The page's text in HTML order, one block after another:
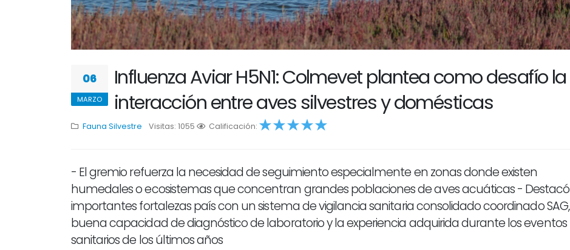
06
MARZO
Influenza Aviar H5N1: Colmevet plantea como desafío la
interacción entre aves silvestres y domésticas
Fauna Silvestre Visitas: 1055 Calificación:
1 2 3 4 5
- El gremio refuerza la necesidad de seguimiento especialmente en zonas donde existen
humedales o ecosistemas que concentran grandes poblaciones de aves acuáticas - Destacó
importantes fortalezas país con un sistema de vigilancia sanitaria consolidado coordinado SAG,
buena capacidad de diagnóstico de laboratorio y la experiencia adquirida durante los eventos
sanitarios de los últimos años